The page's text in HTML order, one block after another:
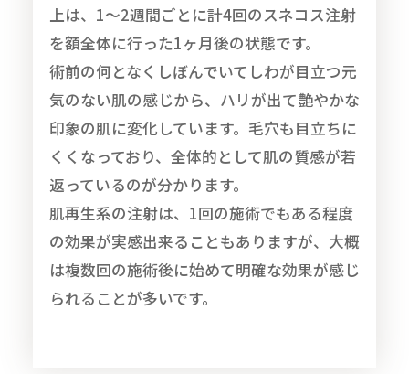
上は、1～2週間ごとに計4回のスネコス注射
を額全体に行った1ヶ月後の状態です。
術前の何となくしぼんでいてしわが目立つ元
気のない肌の感じから、ハリが出て艶やかな
印象の肌に変化しています。毛穴も目立ちに
くくなっており、全体的として肌の質感が若
返っているのが分かります。
肌再生系の注射は、1回の施術でもある程度
の効果が実感出来ることもありますが、大概
は複数回の施術後に始めて明確な効果が感じ
られることが多いです。